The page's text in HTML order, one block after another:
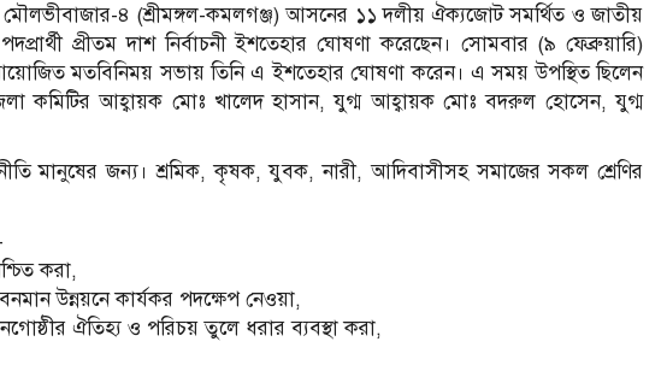
৪ (শ্রীমঙ্গল-কমলগঞ্জ) আসনের ১১ দলীয় ঐক্যজোট সমর্থিত ও জাতীয়
প্রীতম দাশ নির্বাচনী ইশতেহার ঘোষণা করেছেন। সোমবার (৯ ফেব্রুয়ারি)
মতবিনিময় সভায় তিনি এ ইশতেহার ঘোষণা করেন। এ সময় উপস্থিত ছিলেন
কমিটির আহ্বায়ক মোঃ খালেদ হাসান, যুগ্ম আহ্বায়ক মোঃ বদরুল হোসেন, যুগ্ম
মানুষের জন্য। শ্রমিক, কৃষক, যুবক, নারী, আদিবাসীসহ সমাজের সকল শ্রেণির
করা,
উন্নয়নে কার্যকর পদক্ষেপ নেওয়া,
ঐতিহ্য ও পরিচয় তুলে ধরার ব্যবস্থা করা,